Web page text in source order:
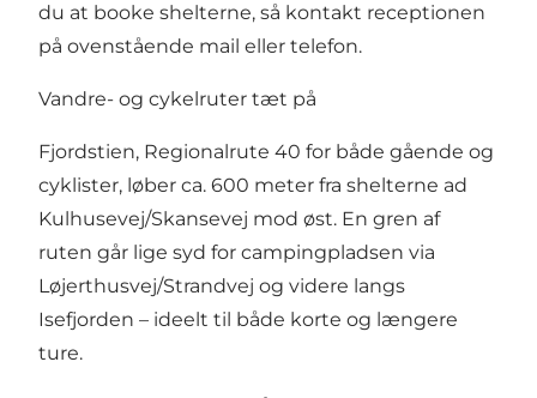
du at booke shelterne, så kontakt receptionen
på ovenstående mail eller telefon.
Vandre- og cykelruter tæt på
Fjordstien, Regionalrute 40 for både gående og
cyklister, løber ca. 600 meter fra shelterne ad
Kulhusevej/Skansevej mod øst. En gren af
ruten går lige syd for campingpladsen via
Løjerthusvej/Strandvej og videre langs
Isefjorden – ideelt til både korte og længere
ture.